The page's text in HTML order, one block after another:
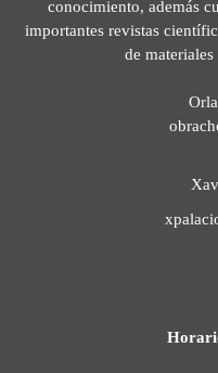
conocimiento, además
importantes revistas
de